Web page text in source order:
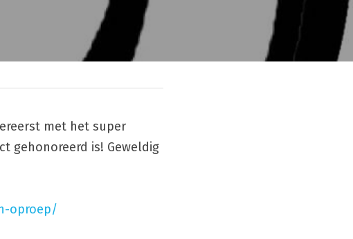
met het super
gehonoreerd is! Geweldig
oproep/